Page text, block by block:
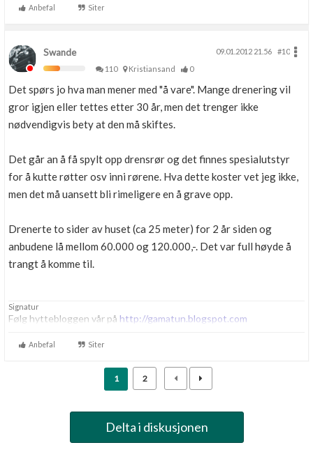
Anbefal Siter
Swande 09.01.2012 21.56
#10
110
Kristiansand 0
Det spørs jo hva man mener med "å vare". Mange drenering vil
gror igjen eller tettes etter 30 år, men det trenger ikke
nødvendigvis bety at den må skiftes.
Det går an å få spylt opp drensrør og det finnes spesialutstyr
for å kutte røtter osv inni rørene. Hva dette koster vet jeg ikke,
men det må uansett bli rimeligere en å grave opp.
Drenerte to sider av huset (ca 25 meter) for 2 år siden og
anbudene lå mellom 60.000 og 120.000,-. Det var full høyde å
trangt å komme til.
Signatur
Følg hyttebloggen vår på http://gamatun.blogspot.com
Anbefal Siter
1 2
Delta i diskusjonen